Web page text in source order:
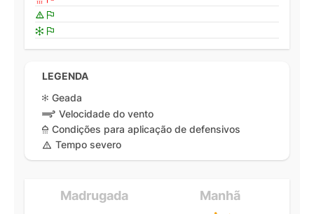
LEGENDA
Geada
Velocidade do vento
Condições para aplicação de defensivos
Tempo severo
Madrugada Manhã